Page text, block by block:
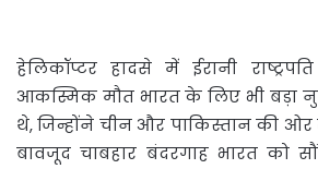
हेलिकॉप्टर हादसे में ईरानी
आकस्मिक मौत भारत के लिए भी बड़ा
थे, जिन्होंने चीन और पाकिस्तान की
बावजूद चाबहार बंदरगाह भारत को